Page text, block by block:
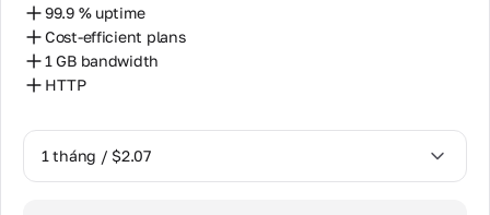
99.9 % uptime
Cost-efficient plans
1 GB bandwidth
HTTP
1 tháng / $2.07